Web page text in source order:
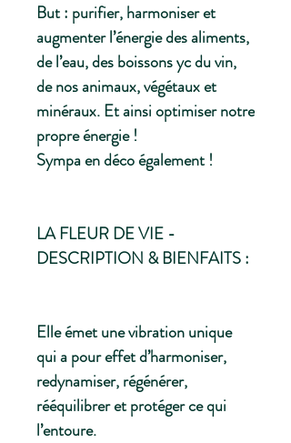
But : purifier, harmoniser et
augmenter l’énergie des aliments,
de l’eau, des boissons yc du vin,
de nos animaux, végétaux et
minéraux. Et ainsi optimiser notre
propre énergie !
Sympa en déco également !
LA FLEUR DE VIE -
DESCRIPTION & BIENFAITS :
Elle émet une vibration unique
qui a pour effet d’harmoniser,
redynamiser, régénérer,
rééquilibrer et protéger ce qui
l’entoure.